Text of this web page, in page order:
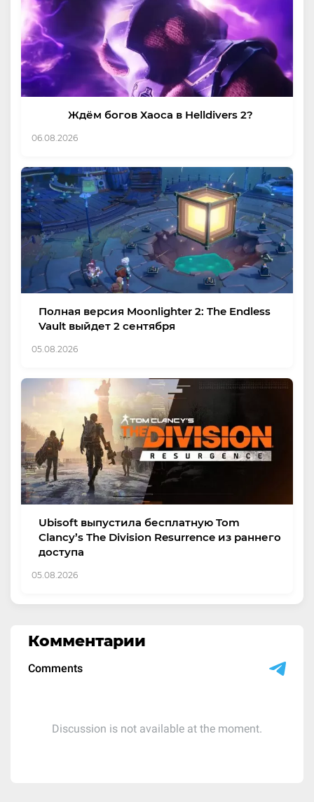
Ждём богов Хаоса в Helldivers 2?
06.08.2026
Полная версия Moonlighter 2: The Endless
Vault выйдет 2 сентября
05.08.2026
Ubisoft выпустила бесплатную Tom
Clancy’s The Division Resurrence из раннего
доступа
05.08.2026
Комментарии